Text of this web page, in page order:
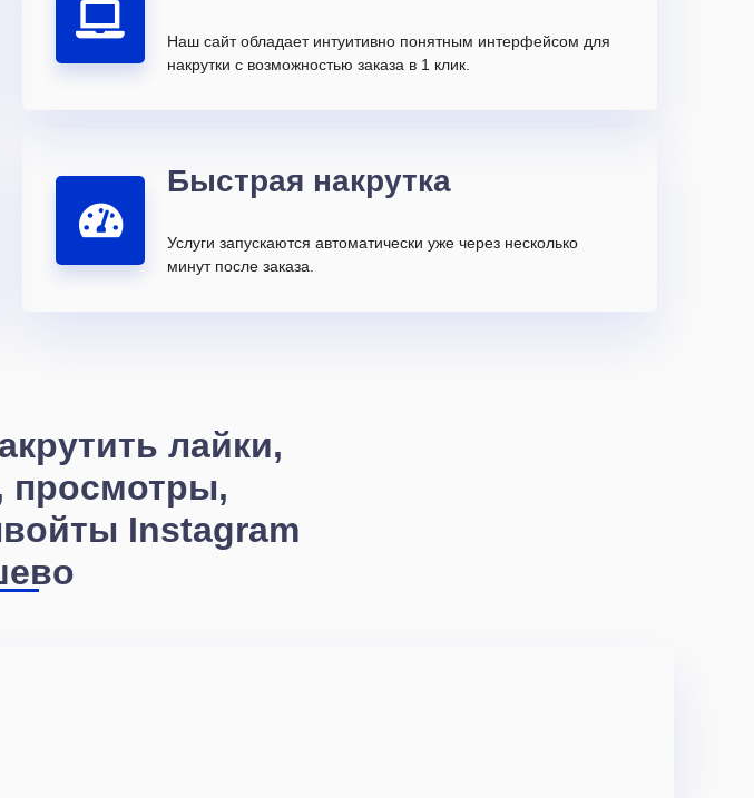
Наш сайт обладает интуитивно понятным интерфейсом для
накрутки с возможностью заказа в 1 клик.
Быстрая накрутка
Услуги запускаются автоматически уже через несколько
минут после заказа.
лайки,
просмотры,
Instagram